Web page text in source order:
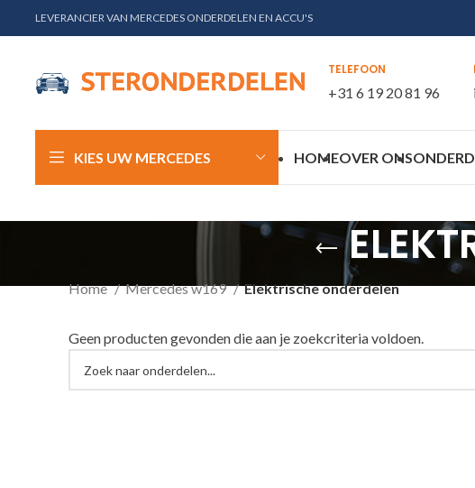
LEVERANCIER VAN MERCEDES ONDERDELEN EN ACCU'S
TELEFOON
+31 6 19 20 81 96
KIES UW MERCEDES HOMEOVER ONS
Home Mercedes w169 Elektrische onderdelen
Geen producten gevonden die aan je zoekcriteria voldoen.